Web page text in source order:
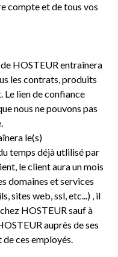
compte et de tous vos
HOSTEUR entraînera
les contrats, produits
Le lien de confiance
nous ne pouvons pas
le(s)
temps déjà utlilisé par
le client aura un mois
domaines et services
sites web, ssl, etc...) , il
HOSTEUR sauf à
auprès de ses
ces employés.